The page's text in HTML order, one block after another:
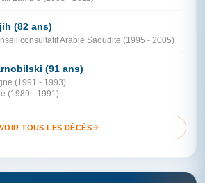
(82 ans)
consultatif Arabie Saoudite (1995 - 2005)
(91 ans)
(1991 - 1993)
(1989 - 1991)
VOIR TOUS LES DÉCÈS